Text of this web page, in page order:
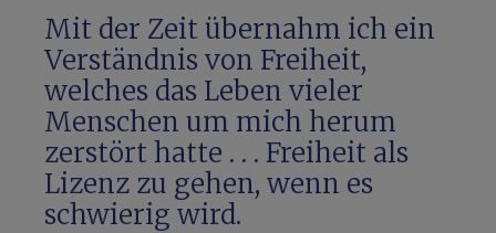
Mit der Zeit übernahm ich ein
Verständnis von Freiheit,
welches das Leben vieler
Menschen um mich herum
zerstört hatte . . . Freiheit als
Lizenz zu gehen, wenn es
schwierig wird.